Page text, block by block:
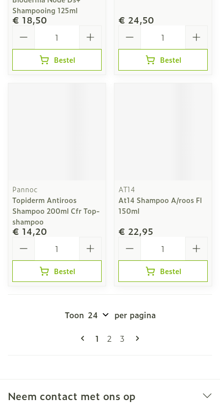
Shampooing 125ml
€ 18,50
Bestel
€ 24,50
Bestel
Pannoc
Topiderm Antiroos
Shampoo 200ml Cfr Top-
shampoo
€ 14,20
Bestel
AT14
At14 Shampoo A/roos Fl
150ml
€ 22,95
Bestel
Pagina's
U lees momenteel pagina
1 Pagina
2 Pagina
3
Toon per pagina
Neem contact met ons op